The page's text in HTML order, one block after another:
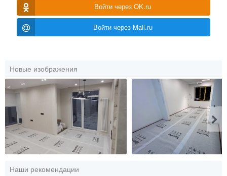
Войти через OK.ru
Войти через Mail.ru
Новые изображения
Наши рекомендации